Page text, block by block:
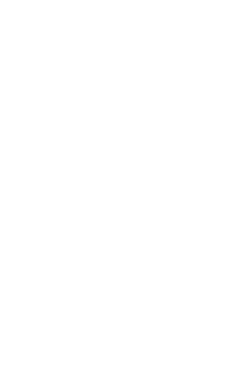
nuove e/o
Tali funzionalità
attive o
all’utilizzo interno in